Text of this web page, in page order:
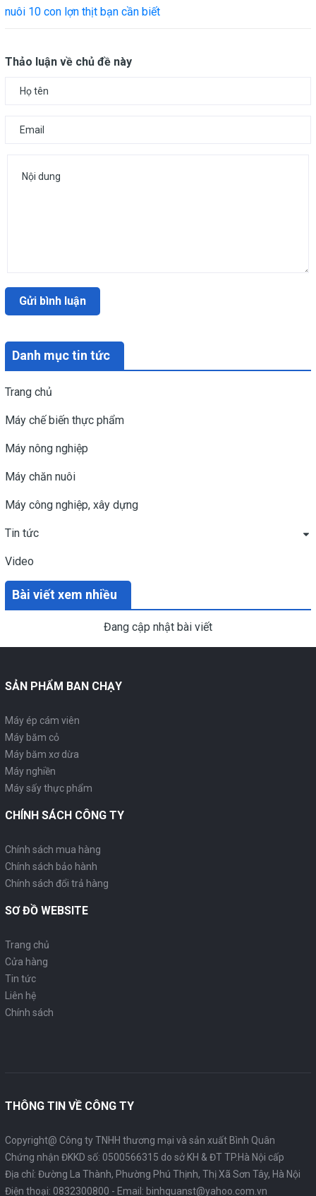
Danh mục tin tức
Trang chủ
Máy chế biến thực phẩm
Máy nông nghiệp
Máy chăn nuôi
Máy công nghiệp, xây dựng
Tin tức
Video
Bài viết xem nhiều
Đang cập nhật bài viết
nuôi 10 con lợn thịt bạn cần biết
Thảo luận về chủ đề này
Gửi bình luận
SẢN PHẨM BAN CHẠY
Máy ép cám viên
Máy băm cỏ
Máy băm xơ dừa
Máy nghiền
Máy sấy thực phẩm
CHÍNH SÁCH CÔNG TY
Chính sách mua hàng
Chính sách bảo hành
Chính sách đổi trả hàng
SƠ ĐỒ WEBSITE
Trang chủ
Cửa hàng
Tin tức
Liên hệ
Chính sách
THÔNG TIN VỀ CÔNG TY
Copyright@ Công ty TNHH thương mại và sản xuất Bình Quân
Chứng nhận ĐKKD số: 0500566315 do sở KH & ĐT TP.Hà Nội cấp
Địa chỉ: Đường La Thành, Phường Phú Thịnh, Thị Xã Sơn Tây, Hà Nội
Điện thoại: 0832300800 - Email: binhquanst@yahoo.com.vn